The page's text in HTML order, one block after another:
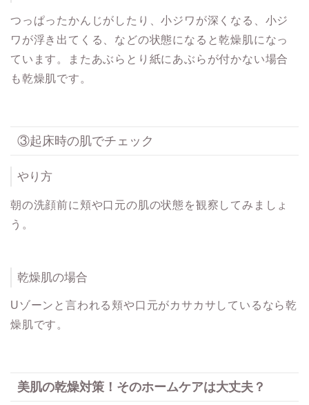
つっぱったかんじがしたり、小ジワが深くなる、小ジ
ワが浮き出てくる、などの状態になると乾燥肌になっ
ています。またあぶらとり紙にあぶらが付かない場合
も乾燥肌です。
③起床時の肌でチェック
やり方
朝の洗顔前に頬や口元の肌の状態を観察してみましょ
う。
乾燥肌の場合
Uゾーンと言われる頬や口元がカサカサしているなら乾
燥肌です。
美肌の乾燥対策！そのホームケアは大丈夫？